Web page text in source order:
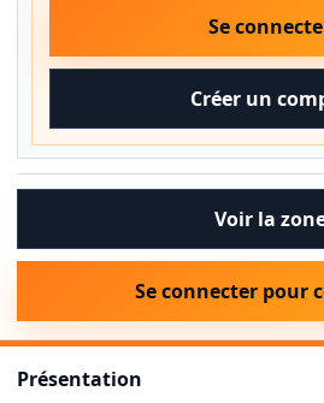
Présentation
Se
Créer un
Voir la
Se connecter pour